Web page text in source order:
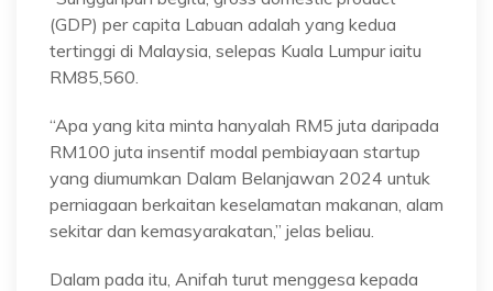
(GDP) per capita Labuan adalah yang kedua
tertinggi di Malaysia, selepas Kuala Lumpur iaitu
RM85,560.
“Apa yang kita minta hanyalah RM5 juta daripada
RM100 juta insentif modal pembiayaan startup
yang diumumkan Dalam Belanjawan 2024 untuk
perniagaan berkaitan keselamatan makanan, alam
sekitar dan kemasyarakatan,” jelas beliau.
Dalam pada itu, Anifah turut menggesa kepada